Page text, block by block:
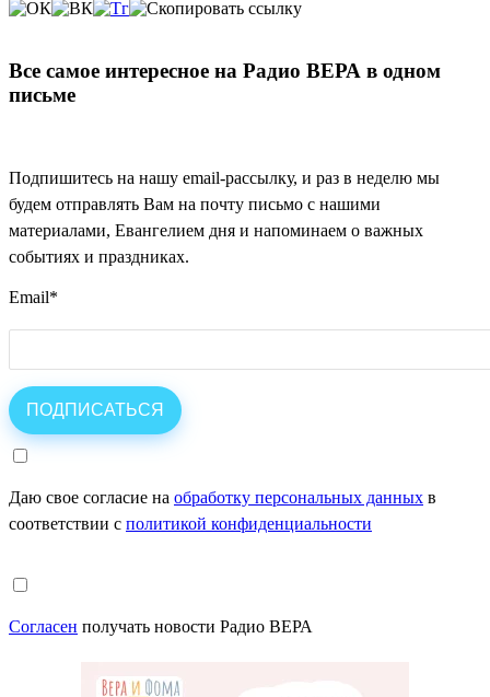
Все самое интересное на Радио ВЕРА в одном
письме
Подпишитесь на нашу email-рассылку, и раз в неделю мы
будем отправлять Вам на почту письмо с нашими
материалами, Евангелием дня и напоминаем о важных
событиях и праздниках.
Email*
Даю свое согласие на обработку персональных данных в
соответствии с политикой конфиденциальности
Согласен получать новости Радио ВЕРА